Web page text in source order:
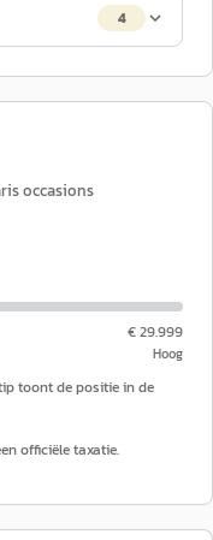
4
occasions
€ 29.999
Hoog
toont de positie in de
officiële taxatie.